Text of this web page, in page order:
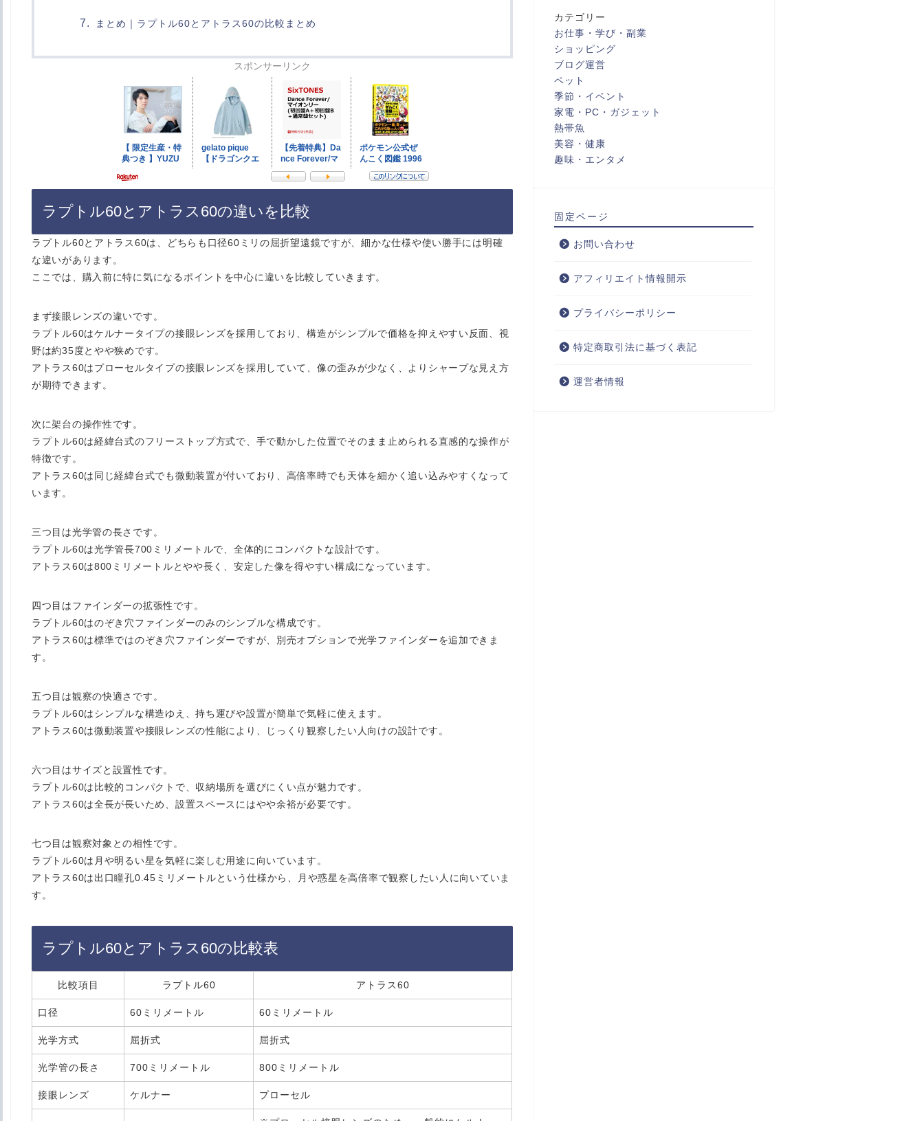
まとめ｜ラプトル60とアトラス60の比較まとめ
スポンサーリンク
ラプトル60とアトラス60の違いを比較
ラプトル60とアトラス60は、どちらも口径60ミリの屈折望遠鏡ですが、細かな仕様や使い勝手には明確
な違いがあります。
ここでは、購入前に特に気になるポイントを中心に違いを比較していきます。
まず接眼レンズの違いです。
ラプトル60はケルナータイプの接眼レンズを採用しており、構造がシンプルで価格を抑えやすい反面、視
野は約35度とやや狭めです。
アトラス60はプローセルタイプの接眼レンズを採用していて、像の歪みが少なく、よりシャープな見え方
が期待できます。
次に架台の操作性です。
ラプトル60は経緯台式のフリーストップ方式で、手で動かした位置でそのまま止められる直感的な操作が
特徴です。
アトラス60は同じ経緯台式でも微動装置が付いており、高倍率時でも天体を細かく追い込みやすくなって
います。
三つ目は光学管の長さです。
ラプトル60は光学管長700ミリメートルで、全体的にコンパクトな設計です。
アトラス60は800ミリメートルとやや長く、安定した像を得やすい構成になっています。
四つ目はファインダーの拡張性です。
ラプトル60はのぞき穴ファインダーのみのシンプルな構成です。
アトラス60は標準ではのぞき穴ファインダーですが、別売オプションで光学ファインダーを追加できま
す。
五つ目は観察の快適さです。
ラプトル60はシンプルな構造ゆえ、持ち運びや設置が簡単で気軽に使えます。
アトラス60は微動装置や接眼レンズの性能により、じっくり観察したい人向けの設計です。
六つ目はサイズと設置性です。
ラプトル60は比較的コンパクトで、収納場所を選びにくい点が魅力です。
アトラス60は全長が長いため、設置スペースにはやや余裕が必要です。
七つ目は観察対象との相性です。
ラプトル60は月や明るい星を気軽に楽しむ用途に向いています。
アトラス60は出口瞳孔0.45ミリメートルという仕様から、月や惑星を高倍率で観察したい人に向いていま
す。
ラプトル60とアトラス60の比較表
比較項目 ラプトル60 アトラス60
口径 60ミリメートル 60ミリメートル
光学方式 屈折式 屈折式
光学管の長さ 700ミリメートル 800ミリメートル
接眼レンズ ケルナー プローセル
カテゴリー
お仕事・学び・副業
ショッピング
ブログ運営
ペット
季節・イベント
家電・PC・ガジェット
熱帯魚
美容・健康
趣味・エンタメ
固定ページ
お問い合わせ
アフィリエイト情報開示
プライバシーポリシー
特定商取引法に基づく表記
運営者情報